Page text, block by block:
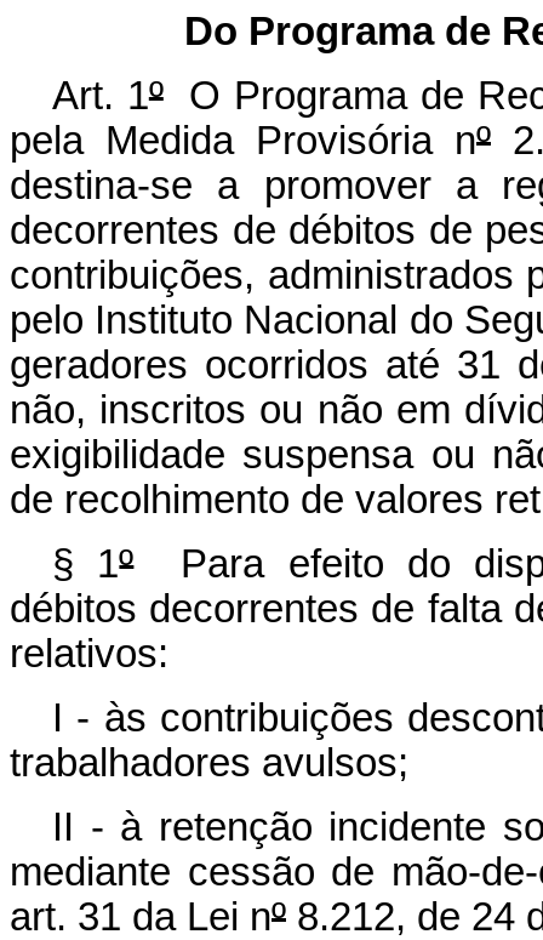
Do Programa de
Art. 1ºO Programa de
pela Medida Provisória nº
destina-se a promover a
decorrentes de débitos de
contribuições, administrados
pelo Instituto Nacional do
geradores ocorridos até 31
não, inscritos ou não em
exigibilidade suspensa ou
de recolhimento de valores
§ 1ºPara efeito do
débitos decorrentes de falta
relativos:
I - às contribuições
trabalhadores avulsos;
II - à retenção incidente
mediante cessão de mão-
art. 31 da Lei nº 8.212, de 24